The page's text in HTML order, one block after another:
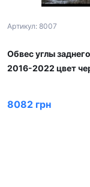
Артикул: 8007
Обвес углы
2016-2022 цвет
8082 грн